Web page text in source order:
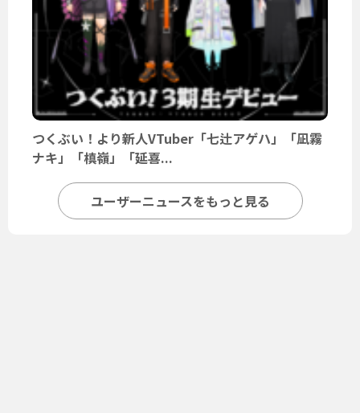
つくぶい！より新人VTuber「七辻アゲハ」「凪霧
ナキ」「槙嶺」「延喜...
ユーザーニュースをもっと見る